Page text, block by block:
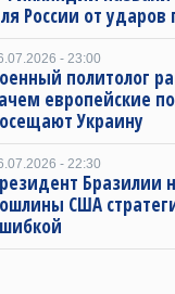
России от ударов
- 23:00
политолог
европейские
Украину
- 22:30
Бразилии
США